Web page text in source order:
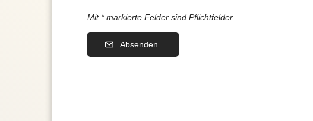
Mit * markierte Felder sind Pflichtfelder
Absenden